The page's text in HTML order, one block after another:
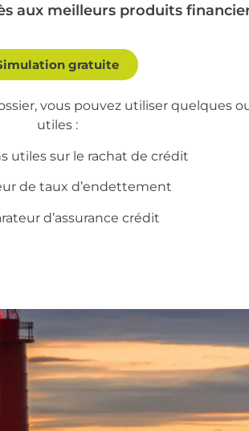
aux meilleurs produits
gratuite
vous pouvez utiliser quelques
utiles :
utiles sur le rachat de crédit
de taux d’endettement
d’assurance crédit